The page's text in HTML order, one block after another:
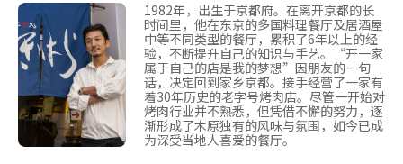
1982年，出生于京都府。在离开京都的长
时间里，他在东京的多国料理餐厅及居酒屋
中等不同类型的餐厅，累积了6年以上的经
验，不断提升自己的知识与手艺。“开一家
属于自己的店是我的梦想”因朋友的一句
话，决定回到家乡京都。接手经营了一家有
着30年历史的老字号烤肉店。尽管一开始对
烤肉行业并不熟悉，但凭借不懈的努力，逐
渐形成了木原独有的风味与氛围，如今已成
为深受当地人喜爱的餐厅。